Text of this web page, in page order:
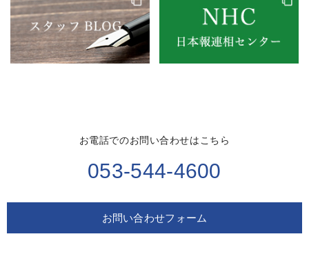
お電話でのお問い合わせはこちら
053-544-4600
お問い合わせフォーム